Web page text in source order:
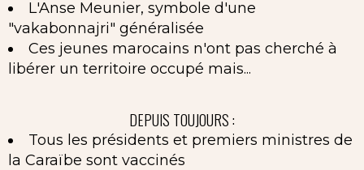
L'Anse Meunier, symbole d'une
"vakabonnajri" généralisée
Ces jeunes marocains n'ont pas cherché à
libérer un territoire occupé mais...
DEPUIS TOUJOURS :
Tous les présidents et premiers ministres de
la Caraïbe sont vaccinés